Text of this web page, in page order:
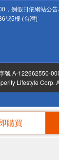
購買
，例假日依網站公告
號5樓 (台灣)
號 A-122662550-
Lifestyle Corp.